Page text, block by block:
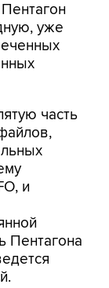
уже
часть
и
Пентагона